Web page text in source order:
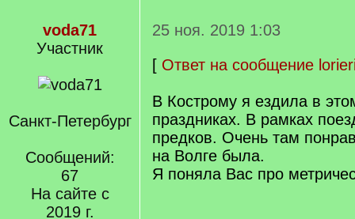
voda71
Участник
Санкт-Петербург
Сообщений:
67
На сайте с
2019 г.
25 ноя. 2019 1:03
[ Ответ на сообщение
В Кострому я ездила в
праздниках. В рамках
предков. Очень там
на Волге была.
Я поняла Вас про